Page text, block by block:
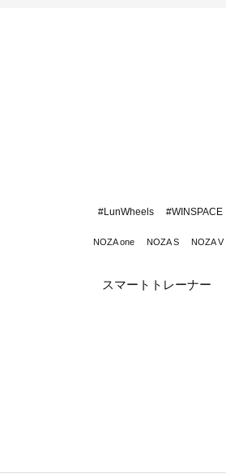
#LunWheels #WINSPACE
NOZA one NOZA S NOZA V
スマートトレーナー